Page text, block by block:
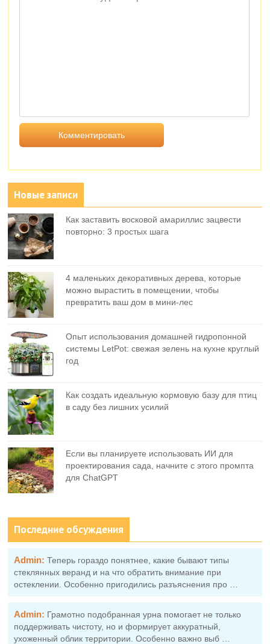
Новые записи
Как заставить восковой амариллис зацвести
повторно: 3 простых шага
4 маленьких декоративных дерева, которые
можно вырастить в помещении, чтобы
превратить ваш дом в мини-лес
Опыт использования домашней гидропонной
системы LetPot: свежая зелень на кухне круглый
год
Как создать идеальную кормовую базу для птиц
в саду без лишних усилий
Если вы планируете использовать ИИ для
проектирования сада, начните с этого промпта
для ChatGPT
Последние обсуждения
Admin: Теперь гораздо понятнее, какие бывают типы
стеклянных веранд и на что обратить внимание при
остеклении. Особенно пригодились разъяснения про …
Admin: Грамотно подобранная урна помогает не только
поддерживать чистоту, но и формирует аккуратный,
ухоженный облик территории. Особенно важно выб …